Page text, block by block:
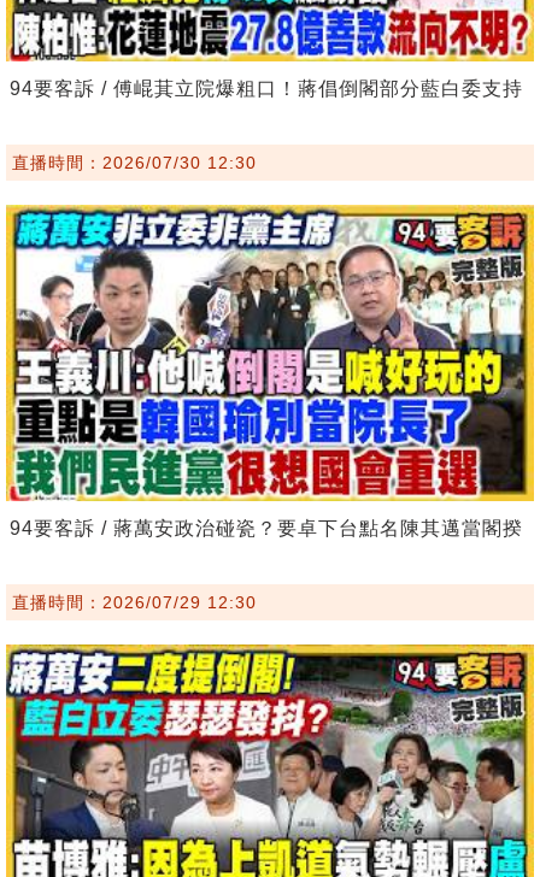
94要客訴 / 傅崐萁立院爆粗口！蔣倡倒閣部分藍白委支持
直播時間：2026/07/30 12:30
94要客訴 / 蔣萬安政治碰瓷？要卓下台點名陳其邁當閣揆
直播時間：2026/07/29 12:30